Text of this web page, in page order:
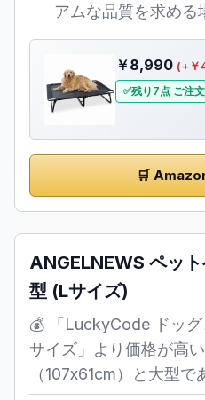
アムな品質を求める
￥8,990 (+￥
残り7点 ご注
🛒
ANGELNEWS ペッ
型 (Lサイズ)
💰 「LuckyCode ドッ
サイズ」より価格が高
（107x61cm）と大型で